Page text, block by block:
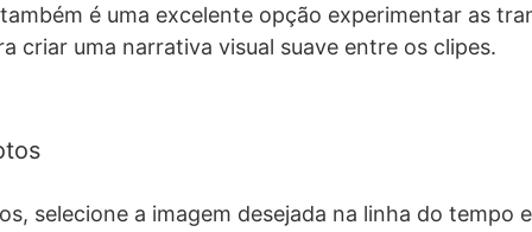
é uma excelente opção experimentar as
criar uma narrativa visual suave entre os clipes.
selecione a imagem desejada na linha do tempo